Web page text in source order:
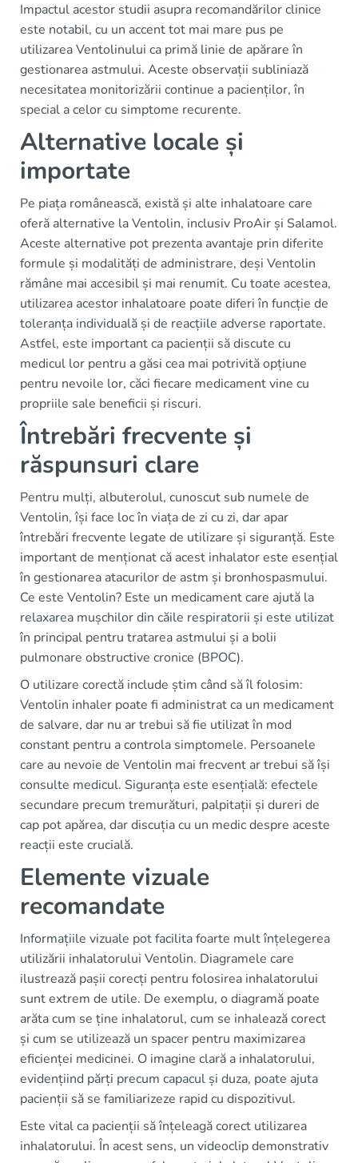
Impactul acestor studii asupra recomandărilor clinice
este notabil, cu un accent tot mai mare pus pe
utilizarea Ventolinului ca primă linie de apărare în
gestionarea astmului. Aceste observații subliniază
necesitatea monitorizării continue a pacienților, în
special a celor cu simptome recurente.
Alternative locale și
importate
Pe piața românească, există și alte inhalatoare care
oferă alternative la Ventolin, inclusiv ProAir și Salamol.
Aceste alternative pot prezenta avantaje prin diferite
formule și modalități de administrare, deși Ventolin
rămâne mai accesibil și mai renumit. Cu toate acestea,
utilizarea acestor inhalatoare poate diferi în funcție de
toleranța individuală și de reacțiile adverse raportate.
Astfel, este important ca pacienții să discute cu
medicul lor pentru a găsi cea mai potrivită opțiune
pentru nevoile lor, căci fiecare medicament vine cu
propriile sale beneficii și riscuri.
Întrebări frecvente și
răspunsuri clare
Pentru mulți, albuterolul, cunoscut sub numele de
Ventolin, își face loc în viața de zi cu zi, dar apar
întrebări frecvente legate de utilizare și siguranță. Este
important de menționat că acest inhalator este esențial
în gestionarea atacurilor de astm și bronhospasmului.
Ce este Ventolin? Este un medicament care ajută la
relaxarea mușchilor din căile respiratorii și este utilizat
în principal pentru tratarea astmului și a bolii
pulmonare obstructive cronice (BPOC).
O utilizare corectă include știm când să îl folosim:
Ventolin inhaler poate fi administrat ca un medicament
de salvare, dar nu ar trebui să fie utilizat în mod
constant pentru a controla simptomele. Persoanele
care au nevoie de Ventolin mai frecvent ar trebui să își
consulte medicul. Siguranța este esențială: efectele
secundare precum tremurături, palpitații și dureri de
cap pot apărea, dar discuția cu un medic despre aceste
reacții este crucială.
Elemente vizuale
recomandate
Informațiile vizuale pot facilita foarte mult înțelegerea
utilizării inhalatorului Ventolin. Diagramele care
ilustrează pașii corecți pentru folosirea inhalatorului
sunt extrem de utile. De exemplu, o diagramă poate
arăta cum se ține inhalatorul, cum se inhalează corect
și cum se utilizează un spacer pentru maximizarea
eficienței medicinei. O imagine clară a inhalatorului,
evidențiind părți precum capacul și duza, poate ajuta
pacienții să se familiarizeze rapid cu dispozitivul.
Este vital ca pacienții să înțeleagă corect utilizarea
inhalatorului. În acest sens, un videoclip demonstrativ